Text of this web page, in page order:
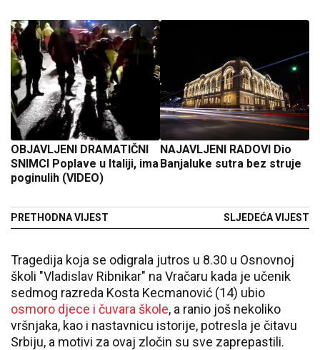
OBJAVLJENI DRAMATIČNI
SNIMCI Poplave u Italiji, ima
poginulih (VIDEO)
PRETHODNA VIJEST
NAJAVLJENI RADOVI Dio
Banjaluke sutra bez struje
SLJEDEĆA VIJEST
Tragedija koja se odigrala jutros u 8.30 u Osnovnoj
školi "Vladislav Ribnikar" na Vračaru kada je učenik
sedmog razreda Kosta Kecmanović (14) ubio
osmoro djece i čuvara škole, a ranio još nekoliko
vršnjaka, kao i nastavnicu istorije, potresla je čitavu
Srbiju, a motivi za ovaj zločin su sve zaprepastili.